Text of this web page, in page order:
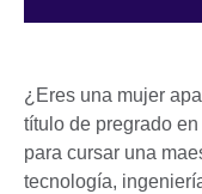
¿Eres una mujer
título de pregrado
para cursar una
tecnología,